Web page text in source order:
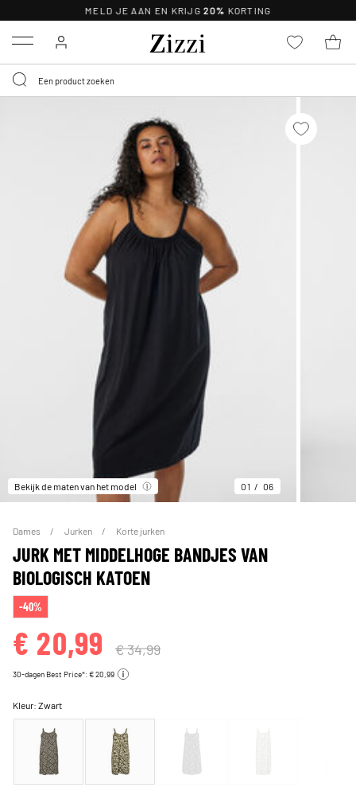
MELD JE AAN EN KRIJG 20% KORTING
Menu
Bekijk de maten van het model 01 06
Dames Jurken Korte jurken
JURK MET MIDDELHOGE BANDJES VAN
BIOLOGISCH KATOEN
-40%
€ 20,99 € 34,99
30-dagen Best Price*: € 20,99
Kleur:Zwart